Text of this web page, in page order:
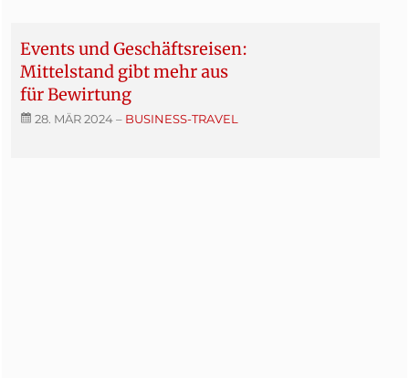
Events und Geschäftsreisen:
Mittelstand gibt mehr aus
für Bewirtung
28. MÄR 2024– BUSINESS-TRAVEL